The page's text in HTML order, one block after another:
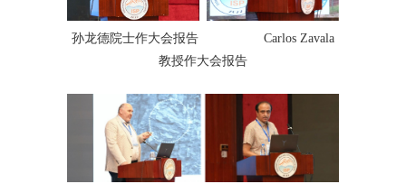
孙龙德院士作大会报告
Carlos Zavala
教授作大会报告